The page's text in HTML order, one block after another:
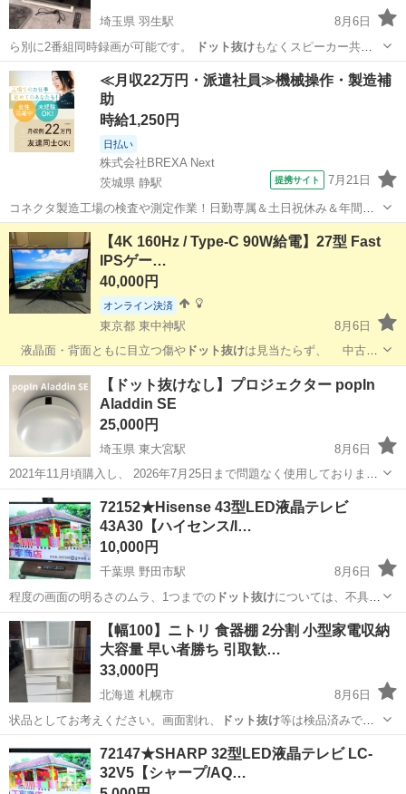
埼玉県 羽生駅
8月6日
ら別に2番組同時録画が可能です。
ドット抜けもなくスピーカー共に
問題なく使用でき…
埼玉 羽生市 羽生駅 テレビ REGZA
≪月収22万円・派遣社員≫機械操作・製造補
助
時給1,250円
日払い
株式会社BREXA Next
茨城県 静駅
提携サイト 7月21日
コネクタ製造工場の検査や測定作業！日勤専属＆土日祝休み＆年間休
日128日★クリーンルーム内作業★マイカー通勤OK＆無料駐車場あり
★就業先食堂利用可！日払い制度あり！《茨城県常陸大宮市》 人気の
工場のお仕事 ◇コネクタ製造工...
茨城 常陸大宮市
【4K 160Hz / Type‑C 90W給電】27型 Fast
IPSゲー…
40,000円
オンライン決済
東京都 東中神駅
8月6日
液晶面・背面ともに目立つ傷やドット抜けは見当たらず、 中古と
しては非常…
東京 昭島市 東中神駅 デスクトップパソコン
【ドット抜けなし】プロジェクター popIn
Aladdin SE
25,000円
埼玉県 東大宮駅
8月6日
2021年11月頃購入し、 2026年7月25日まで問題なく使用しておりまし
た。 買い替えに伴いお譲りいたします。 本体側面に小さな黒い点が1
箇所、 本体継ぎ目の縦線に沿って微細なスレ跡がございます。 天井吊
りから外しては...
埼玉 東大宮駅
プロジェクター、ホームシアター
72152★Hisense 43型LED液晶テレビ
43A30【ハイセンス/I…
10,000円
千葉県 野田市駅
8月6日
程度の画面の明るさのムラ、1つまでのドット抜けについては、不具合
として見なさいもの…
千葉 野田市 野田市駅 テレビ 画面
【幅100】ニトリ 食器棚 2分割 小型家電収納
大容量 早い者勝ち 引取歓…
33,000円
北海道 札幌市
8月6日
状品としてお考えください。画面割れ、
ドット抜け等は検品済みで
す。 ※ストーブ・ガ…収納家具
72147★SHARP 32型LED液晶テレビ LC-
32V5【シャープ/AQ…